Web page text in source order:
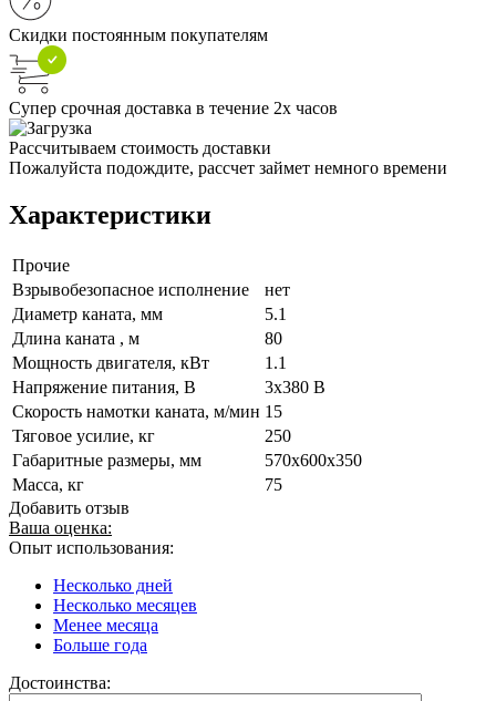
Скидки постоянным покупателям
Супер срочная доставка в течение 2х часов
Рассчитываем стоимость доставки
Пожалуйста подождите, рассчет займет немного времени
Характеристики
Прочие
Взрывобезопасное исполнение
нет
Диаметр каната, мм
5.1
Длина каната , м
80
Мощность двигателя, кВт
1.1
Напряжение питания, В
3x380 В
Скорость намотки каната, м/мин 15
Тяговое усилие, кг
250
Габаритные размеры, мм
570x600x350
Масса, кг
75
Добавить отзыв
Ваша оценка:
Опыт использования:
Несколько дней
Несколько месяцев
Менее месяца
Больше года
Достоинства: